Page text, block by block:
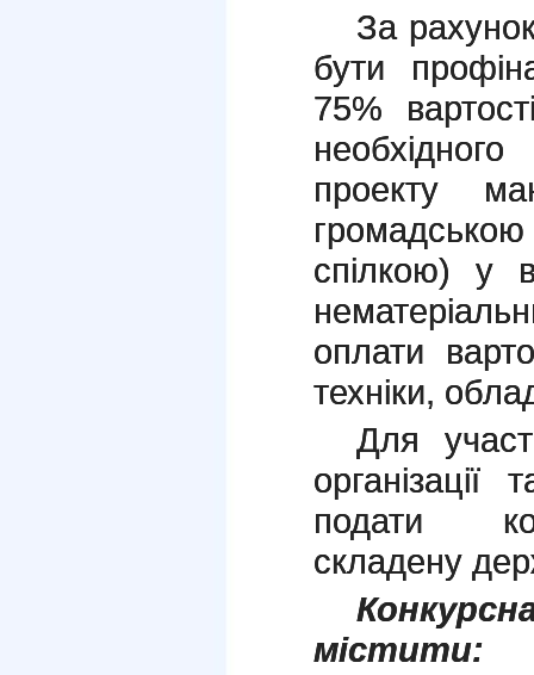
За
бути
75%
проекту
спілкою) у
оплати
техніки,
Для
організації
подати
складену
містити: